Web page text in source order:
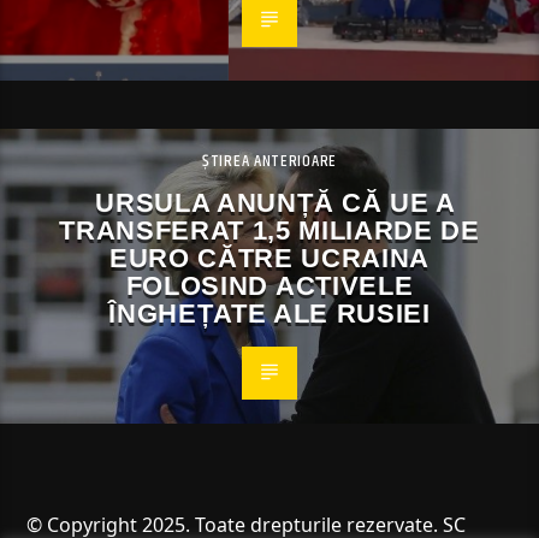
ȘTIREA ANTERIOARE
URSULA ANUNȚĂ CĂ UE A
TRANSFERAT 1,5 MILIARDE DE
EURO CĂTRE UCRAINA
FOLOSIND ACTIVELE
ÎNGHEȚATE ALE RUSIEI
© Copyright 2025. Toate drepturile rezervate. SC